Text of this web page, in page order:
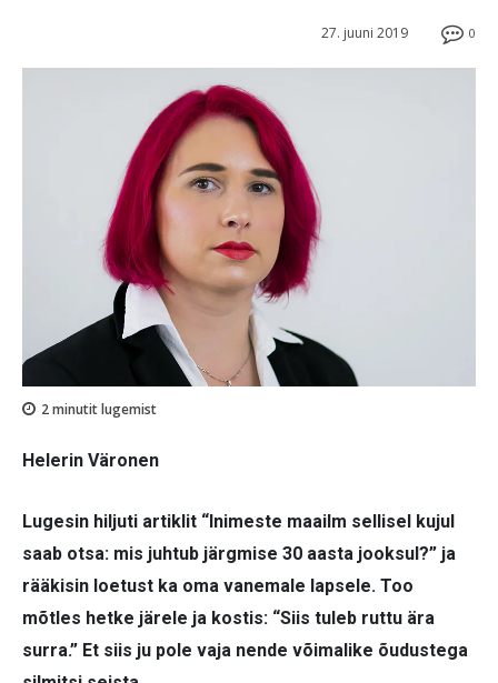
0
27. juuni 2019
2minutit lugemist
Helerin Väronen
Lugesin hiljuti artiklit “Inimeste maailm sellisel kujul
saab otsa: mis juhtub järgmise 30 aasta jooksul?” ja
rääkisin loetust ka oma vanemale lapsele. Too
mõtles hetke järele ja kostis: “Siis tuleb ruttu ära
surra.” Et siis ju pole vaja nende võimalike õudustega